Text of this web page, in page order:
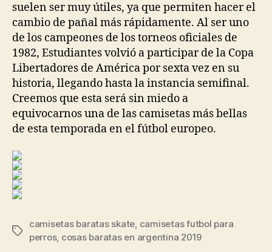
suelen ser muy útiles, ya que permiten hacer el
cambio de pañal más rápidamente. Al ser uno
de los campeones de los torneos oficiales de
1982, Estudiantes volvió a participar de la Copa
Libertadores de América por sexta vez en su
historia, llegando hasta la instancia semifinal.
Creemos que esta será sin miedo a
equivocarnos una de las camisetas más bellas
de esta temporada en el fútbol europeo.
Etiquetas
camisetas baratas skate camisetas futbol para
perros, cosas baratas en argentina 2019